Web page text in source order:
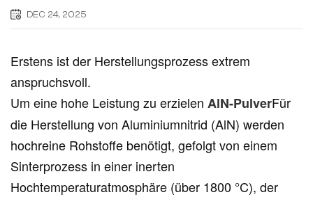
DEC 24, 2025
Erstens ist der Herstellungsprozess extrem
anspruchsvoll.
Um eine hohe Leistung zu erzielen AlN-PulverFür
die Herstellung von Aluminiumnitrid (AlN) werden
hochreine Rohstoffe benötigt, gefolgt von einem
Sinterprozess in einer inerten
Hochtemperaturatmosphäre (über 1800 °C), der